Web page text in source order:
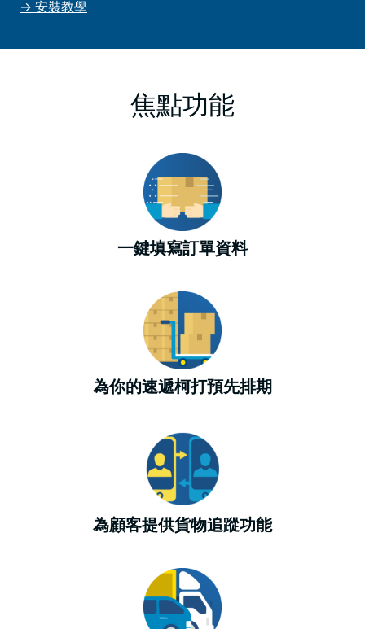
→ 安裝教學
焦點功能
一鍵填寫訂單資料
為你的速遞柯打預先排期
為顧客提供貨物追蹤功能